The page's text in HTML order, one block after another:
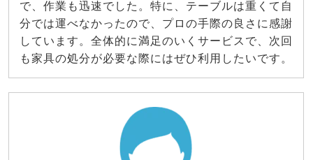
で、作業も迅速でした。特に、テーブルは重くて自
分では運べなかったので、プロの手際の良さに感謝
しています。全体的に満足のいくサービスで、次回
も家具の処分が必要な際にはぜひ利用したいです。